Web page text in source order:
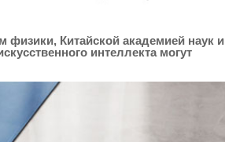
физики, Китайской академией наук и
интеллекта могут